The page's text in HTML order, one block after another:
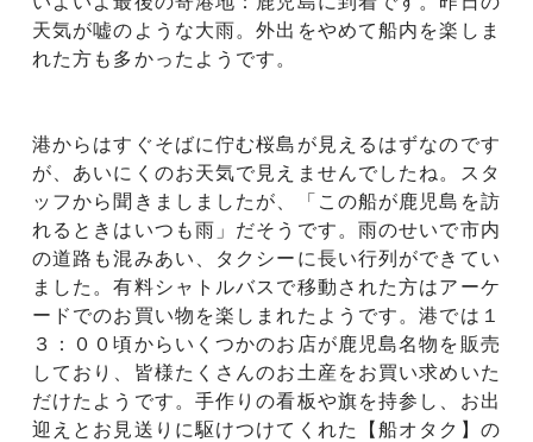
天気が嘘のような大雨。外出をやめて船内を楽しま
れた方も多かったようです。
港からはすぐそばに佇む桜島が見えるはずなのです
が、あいにくのお天気で見えませんでしたね。スタ
ッフから聞きましましたが、「この船が鹿児島を訪
れるときはいつも雨」だそうです。雨のせいで市内
の道路も混みあい、タクシーに長い行列ができてい
ました。有料シャトルバスで移動された方はアーケ
ードでのお買い物を楽しまれたようです。港では１
３：００頃からいくつかのお店が鹿児島名物を販売
しており、皆様たくさんのお土産をお買い求めいた
だけたようです。手作りの看板や旗を持参し、お出
迎えとお見送りに駆けつけてくれた【船オタク】の